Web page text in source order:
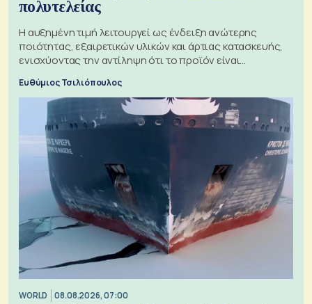
πολυτελείας
Η αυξημένη τιμή λειτουργεί ως ένδειξη ανώτερης
ποιότητας, εξαιρετικών υλικών και άρτιας κατασκευής,
ενισχύοντας την αντίληψη ότι το προϊόν είναι
Ευθύμιος Τσιλιόπουλος
WORLD 08.08.2026, 07:00